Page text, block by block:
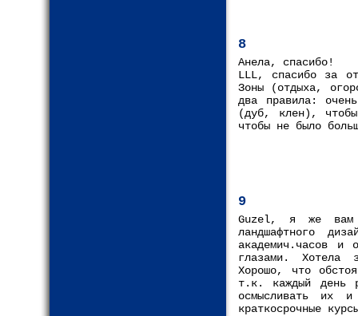
8
Анела, спасибо!
LLL, спасибо за
Зоны (отдыха,
два правила:
(дуб, клен), чтобы
чтобы не было
9
Guzel, я же вам
ландшафтного
академич.часов и
глазами. Хотела
Хорошо, что
т.к. каждый день
осмысливать их
краткосрочные